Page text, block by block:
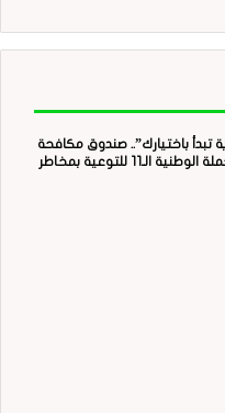
تبدأ باختيارك”.. صندوق مكافحة
السرطان يدشن الحملة الوطنية الـ11 للتوعية بمخاطر